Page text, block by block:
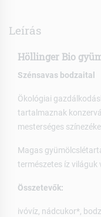
Leírás
Höllinger Bio
Szénsavas bodzaital
Ökológiai
tartalmaznak
mesterséges
Magas
természetes íz világuk
Összetevők:
ivóvíz, nádcukor*,